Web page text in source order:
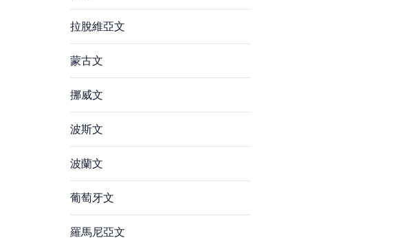
拉脫維亞文
蒙古文
挪威文
波斯文
波蘭文
葡萄牙文
羅馬尼亞文